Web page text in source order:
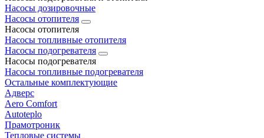
Насосы дозировочные
Насосы отопителя
Насосы отопителя
Насосы топливные отопителя
Насосы подогревателя
Насосы подогревателя
Насосы топливные подогревателя
Остальные комплектующие
Адверс
Aero Comfort
Autoteplo
Прамотроник
Тепловые системы